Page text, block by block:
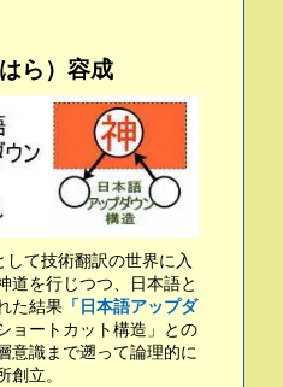
ら）容成
て技術翻訳の世界に入
道を行じつつ、日本語と
た結果 「日本語アップダ
ョートカット構造」との
意識まで遡って論理的に
創立。